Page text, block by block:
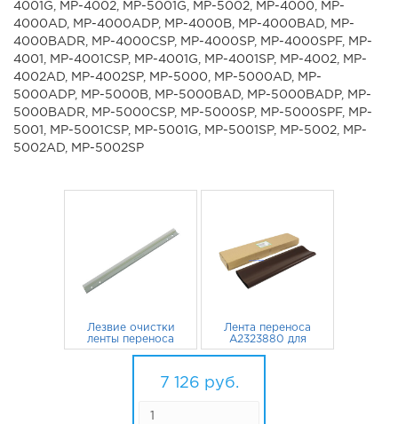
4001G, MP-4002, MP-5001G, MP-5002, MP-4000, MP-
4000AD, MP-4000ADP, MP-4000B, MP-4000BAD, MP-
4000BADR, MP-4000CSP, MP-4000SP, MP-4000SPF, MP-
4001, MP-4001CSP, MP-4001G, MP-4001SP, MP-4002, MP-
4002AD, MP-4002SP, MP-5000, MP-5000AD, MP-
5000ADP, MP-5000B, MP-5000BAD, MP-5000BADP, MP-
5000BADR, MP-5000CSP, MP-5000SP, MP-5000SPF, MP-
5001, MP-5001CSP, MP-5001G, MP-5001SP, MP-5002, MP-
5002AD, MP-5002SP
Лезвие очистки
ленты переноса
AD041135 для
MP-4002, MP-
Лента переноса
A2323880 для
Ricoh Aficio 1045,
MP3500, 3035, MP-
7 126 руб.